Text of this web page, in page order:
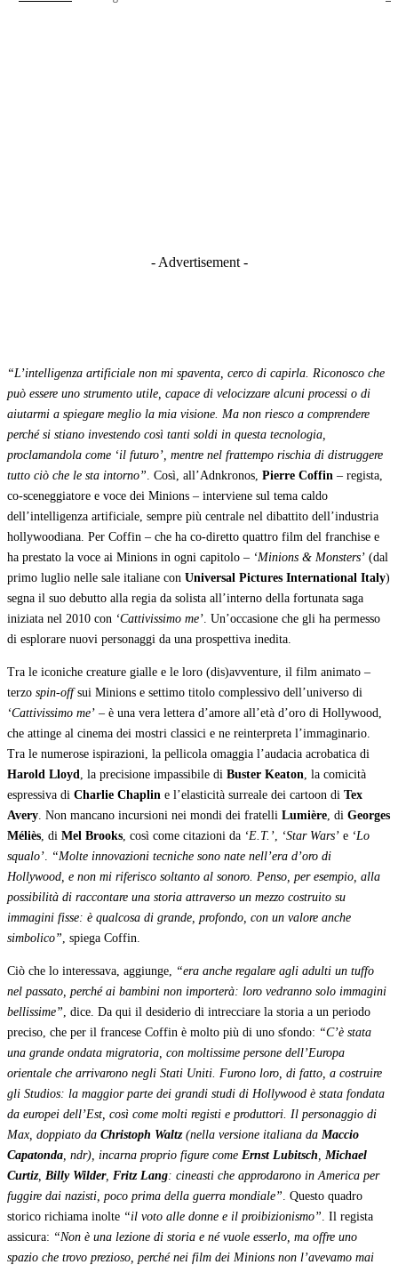
- Advertisement -
“L’intelligenza artificiale non mi spaventa, cerco di capirla. Riconosco che
può essere uno strumento utile, capace di velocizzare alcuni processi o di
aiutarmi a spiegare meglio la mia visione. Ma non riesco a comprendere
perché si stiano investendo così tanti soldi in questa tecnologia,
proclamandola come ‘il futuro’, mentre nel frattempo rischia di distruggere
tutto ciò che le sta intorno”. Così, all’Adnkronos, Pierre Coffin – regista,
co-sceneggiatore e voce dei Minions – interviene sul tema caldo
dell’intelligenza artificiale, sempre più centrale nel dibattito dell’industria
hollywoodiana. Per Coffin – che ha co-diretto quattro film del franchise e
ha prestato la voce ai Minions in ogni capitolo – ‘Minions & Monsters’ (dal
primo luglio nelle sale italiane con Universal Pictures International Italy)
segna il suo debutto alla regia da solista all’interno della fortunata saga
iniziata nel 2010 con ‘Cattivissimo me’. Un’occasione che gli ha permesso
di esplorare nuovi personaggi da una prospettiva inedita.
Tra le iconiche creature gialle e le loro (dis)avventure, il film animato –
terzo spin-offsui Minions e settimo titolo complessivo dell’universo di
‘Cattivissimo me’ – è una vera lettera d’amore all’età d’oro di Hollywood,
che attinge al cinema dei mostri classici e ne reinterpreta l’immaginario.
Tra le numerose ispirazioni, la pellicola omaggia l’audacia acrobatica di
Harold Lloyd, la precisione impassibile di Buster Keaton, la comicità
espressiva di Charlie Chaplin e l’elasticità surreale dei cartoon di Tex
Avery. Non mancano incursioni nei mondi dei fratelli Lumière, di Georges
Méliès, di Mel Brooks, così come citazioni da ‘E.T.’, ‘Star Wars’ e ‘Lo
squalo’. “Molte innovazioni tecniche sono nate nell’era d’oro di
Hollywood, e non mi riferisco soltanto al sonoro. Penso, per esempio, alla
possibilità di raccontare una storia attraverso un mezzo costruito su
immagini fisse: è qualcosa di grande, profondo, con un valore anche
simbolico”, spiega Coffin.
Ciò che lo interessava, aggiunge, “era anche regalare agli adulti un tuffo
nel passato, perché ai bambini non importerà: loro vedranno solo immagini
bellissime”, dice. Da qui il desiderio di intrecciare la storia a un periodo
preciso, che per il francese Coffin è molto più di uno sfondo: “C’è stata
una grande ondata migratoria, con moltissime persone dell’Europa
orientale che arrivarono negli Stati Uniti. Furono loro, di fatto, a costruire
gli Studios: la maggior parte dei grandi studi di Hollywood è stata fondata
da europei dell’Est, così come molti registi e produttori. Il personaggio di
Max, doppiato da Christoph Waltz(nella versione italiana da Maccio
Capatonda, ndr), incarna proprio figure come Ernst Lubitsch, Michael
Curtiz, Billy Wilder, Fritz Lang: cineasti che approdarono in America per
fuggire dai nazisti, poco prima della guerra mondiale”. Questo quadro
storico richiama inolte “il voto alle donne e il proibizionismo”. Il regista
assicura: “Non è una lezione di storia e né vuole esserlo, ma offre uno
spazio che trovo prezioso, perché nei film dei Minions non l’avevamo mai